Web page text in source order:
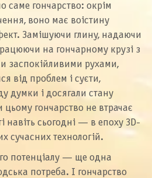
саме гончарство: окрім
воно має воістину
Замішуючи глину, надаючи
на гончарному крузі з
заспокійливими рухами,
від проблем і суєти,
думки і досягали стану
цьому гончарство не втрачає
навіть сьогодні — в епоху 3D-
сучасних технологій.
потенціалу — ще одна
потреба. І гончарство